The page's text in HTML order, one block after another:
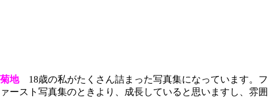
菊地18歳の私がたくさん詰まった写真集になっています。フ
ァースト写真集のときより、成長していると思いますし、雰囲